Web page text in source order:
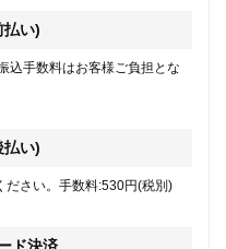
払い)
込手数料はお客様ご負担とな
払い)
ださい。手数料:530円(税別)